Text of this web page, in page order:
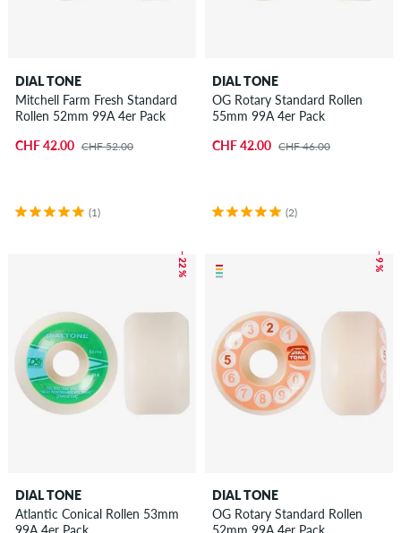
DIAL TONE
Mitchell Farm Fresh Standard
Rollen 52mm 99A 4er Pack
CHF 42.00 CHF 52.00
(1)
DIAL TONE
OG Rotary Standard Rollen
55mm 99A 4er Pack
CHF 42.00 CHF 46.00
(2)
– 22 %
DIAL TONE
Atlantic Conical Rollen 53mm
– 9 %
DIAL TONE
OG Rotary Standard Rollen